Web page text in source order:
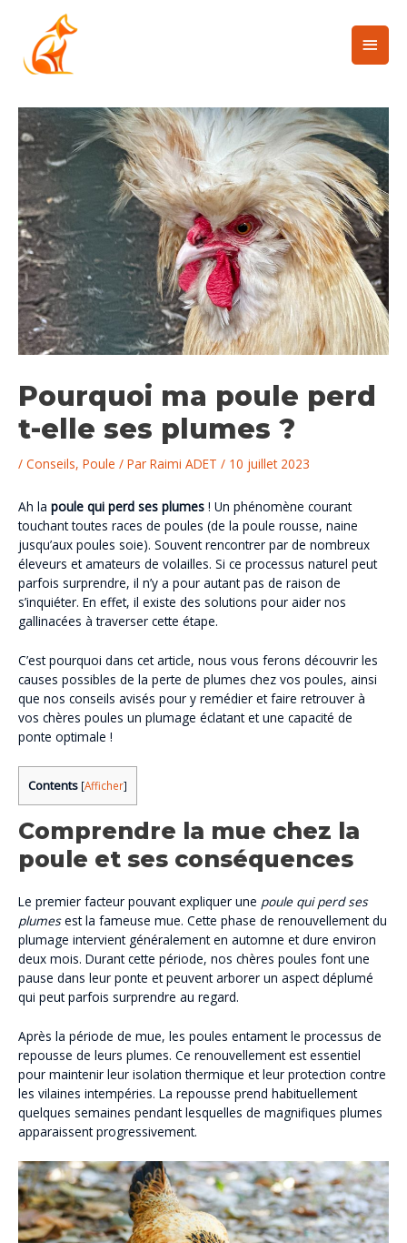
Pourquoi ma poule perd
t-elle ses plumes ?
/ Conseils, Poule / Par Raimi ADET / 10 juillet 2023
Ah la poule qui perd ses plumes ! Un phénomène courant
touchant toutes races de poules (de la poule rousse, naine
jusqu’aux poules soie). Souvent rencontrer par de nombreux
éleveurs et amateurs de volailles. Si ce processus naturel peut
parfois surprendre, il n’y a pour autant pas de raison de
s’inquiéter. En effet, il existe des solutions pour aider nos
gallinacées à traverser cette étape.
C’est pourquoi dans cet article, nous vous ferons découvrir les
causes possibles de la perte de plumes chez vos poules, ainsi
que nos conseils avisés pour y remédier et faire retrouver à
vos chères poules un plumage éclatant et une capacité de
ponte optimale !
Contents [Afficher]
Comprendre la mue chez la
poule et ses conséquences
Le premier facteur pouvant expliquer une poule qui perd ses
plumesest la fameuse mue. Cette phase de renouvellement du
plumage intervient généralement en automne et dure environ
deux mois. Durant cette période, nos chères poules font une
pause dans leur ponte et peuvent arborer un aspect déplumé
qui peut parfois surprendre au regard.
Après la période de mue, les poules entament le processus de
repousse de leurs plumes. Ce renouvellement est essentiel
pour maintenir leur isolation thermique et leur protection contre
les vilaines intempéries. La repousse prend habituellement
quelques semaines pendant lesquelles de magnifiques plumes
apparaissent progressivement.